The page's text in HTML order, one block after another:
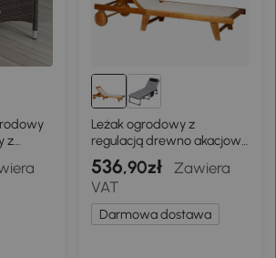
z
Leżak ogrodowy z
regulacją drewno akacjowe
naturalny Outsunny
536,90zł
Zawiera
VAT
Darmowa dostawa